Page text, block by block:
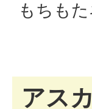
もちも
アス